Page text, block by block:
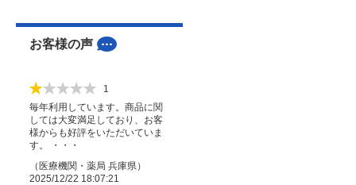
お客様の声
1
毎年利用しています。商品に関
しては大変満足しており、お客
様からも好評をいただいていま
す。 ・・・
（医療機関・薬局 兵庫県 ）
2025/12/22 18:07:21